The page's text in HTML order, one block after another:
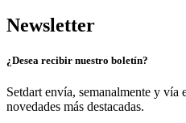
Newsletter
¿Desea recibir nuestro boletín?
Setdart envía, semanalmente y
novedades más destacadas.